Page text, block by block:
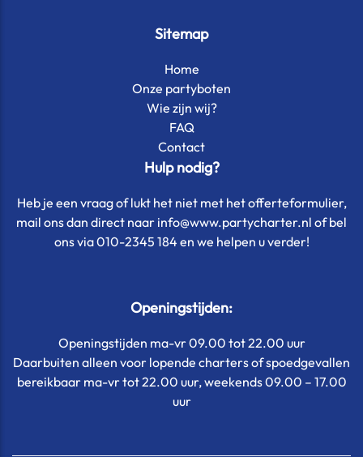
Sitemap
Home
Onze partyboten
Wie zijn wij?
FAQ
Contact
Hulp nodig?
Heb je een vraag of lukt het niet met het offerteformulier,
mail ons dan direct naar info@www.partycharter.nl of bel
ons via 010-2345 184 en we helpen u verder!
Openingstijden:
Openingstijden ma-vr 09.00 tot 22.00 uur
Daarbuiten alleen voor lopende charters of spoedgevallen
bereikbaar ma-vr tot 22.00 uur, weekends 09.00 – 17.00
uur